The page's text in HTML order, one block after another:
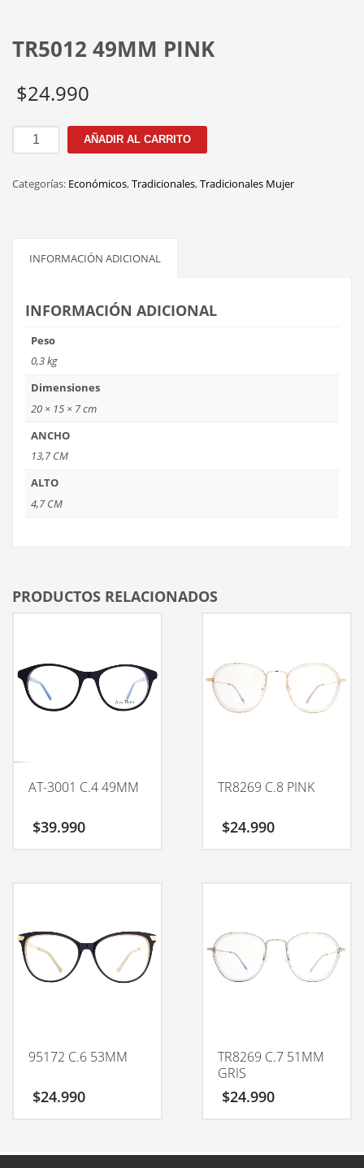
TR5012 49MM PINK
$24.990
TR5012
49MM
cantidad
AÑADIR AL CARRITO
Categorías: Económicos,Tradicionales,Tradicionales Mujer
INFORMACIÓN ADICIONAL
INFORMACIÓN ADICIONAL
Peso
0,3 kg
Dimensiones
20 × 15 × 7 cm
ANCHO
13,7 CM
ALTO
4,7 CM
PRODUCTOS RELACIONADOS
AT-3001 C.4 49MM
$39.990
TR8269 C.8 PINK
$24.990
95172 C.6 53MM
$24.990
TR8269 C.7 51MM
GRIS
$24.990